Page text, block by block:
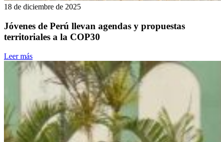
18 de diciembre de 2025
Jóvenes de Perú llevan agendas y propuestas
territoriales a la COP30
Leer más